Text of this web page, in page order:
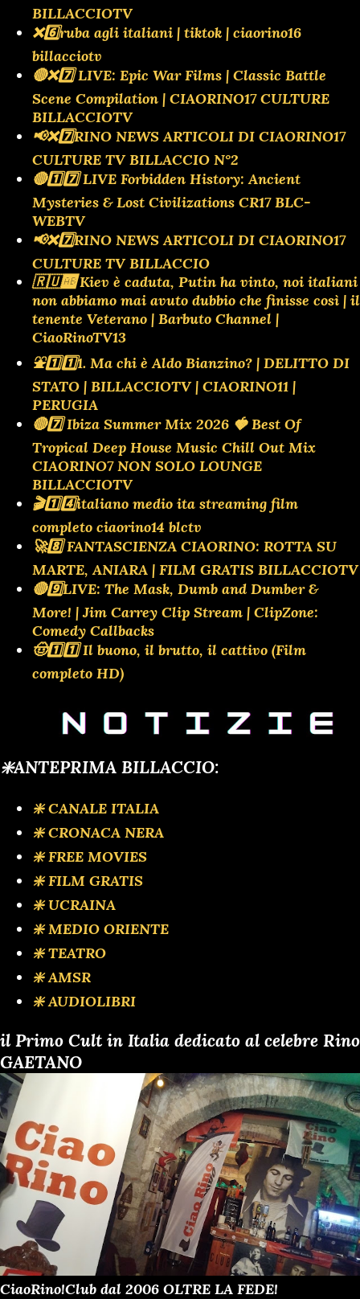
BILLACCIOTV
❌️6️⃣ruba agli italiani | tiktok | ciaorino16
billacciotv
🔴❌️7️⃣ LIVE: Epic War Films | Classic Battle
Scene Compilation | CIAORINO17 CULTURE
BILLACCIOTV
📢❌️7️⃣RINO NEWS ARTICOLI DI CIAORINO17
CULTURE TV BILLACCIO N°2
🔴1️⃣7️⃣ LIVE Forbidden History: Ancient
Mysteries & Lost Civilizations CR17 BLC-
WEBTV
📢❌️7️⃣RINO NEWS ARTICOLI DI CIAORINO17
CULTURE TV BILLACCIO
🇷🇺🆎 Kiev è caduta, Putin ha vinto, noi italiani
non abbiamo mai avuto dubbio che finisse così | il
tenente Veterano | Barbuto Channel |
CiaoRinoTV13
⛲️1️⃣1️⃣1. Ma chi è Aldo Bianzino? | DELITTO DI
STATO | BILLACCIOTV | CIAORINO11 |
PERUGIA
🔴7️⃣ Ibiza Summer Mix 2026 🍓 Best Of
Tropical Deep House Music Chill Out Mix
CIAORINO7 NON SOLO LOUNGE
BILLACCIOTV
🎬1️⃣4️⃣italiano medio ita streaming film
completo ciaorino14 blctv
🚀8️⃣ FANTASCIENZA CIAORINO: ROTTA SU
MARTE, ANIARA | FILM GRATIS BILLACCIOTV
🔴9️⃣LIVE: The Mask, Dumb and Dumber &
More! | Jim Carrey Clip Stream | ClipZone:
Comedy Callbacks
🤠1️⃣1️⃣ Il buono, il brutto, il cattivo (Film
completo HD)
❇️ANTEPRIMA BILLACCIO:
❇️ CANALE ITALIA
❇️ CRONACA NERA
❇️ FREE MOVIES
❇️ FILM GRATIS
❇️ UCRAINA
❇️ MEDIO ORIENTE
❇️ TEATRO
❇️ AMSR
❇️ AUDIOLIBRI
il Primo Cult in Italia dedicato al celebre Rino
GAETANO
CiaoRino!Club dal 2006 OLTRE LA FEDE!